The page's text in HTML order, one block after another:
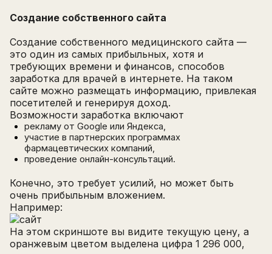
Создание собственного сайта
Создание собственного медицинского сайта —
это один из самых прибыльных, хотя и
требующих времени и финансов, способов
заработка для врачей в интернете. На таком
сайте можно размещать информацию, привлекая
посетителей и генерируя доход.
Возможности заработка включают
рекламу от Google или Яндекса,
участие в партнерских программах
фармацевтических компаний,
проведение онлайн-консультаций.
Конечно, это требует усилий, но может быть
очень прибыльным вложением.
Например:
На этом скриншоте вы видите текущую цену, а
оранжевым цветом выделена цифра 1 296 000,